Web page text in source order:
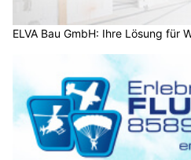
ELVA Bau GmbH: Ihre Lösung für